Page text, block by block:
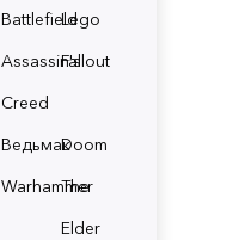
BattlefieldLego
Assassin's
Creed
Fallout
ВедьмакDoom
Warhammer
The
Elder